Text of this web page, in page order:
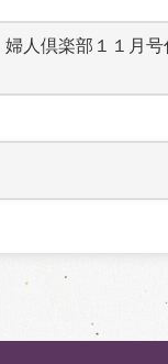
人倶楽部１１月